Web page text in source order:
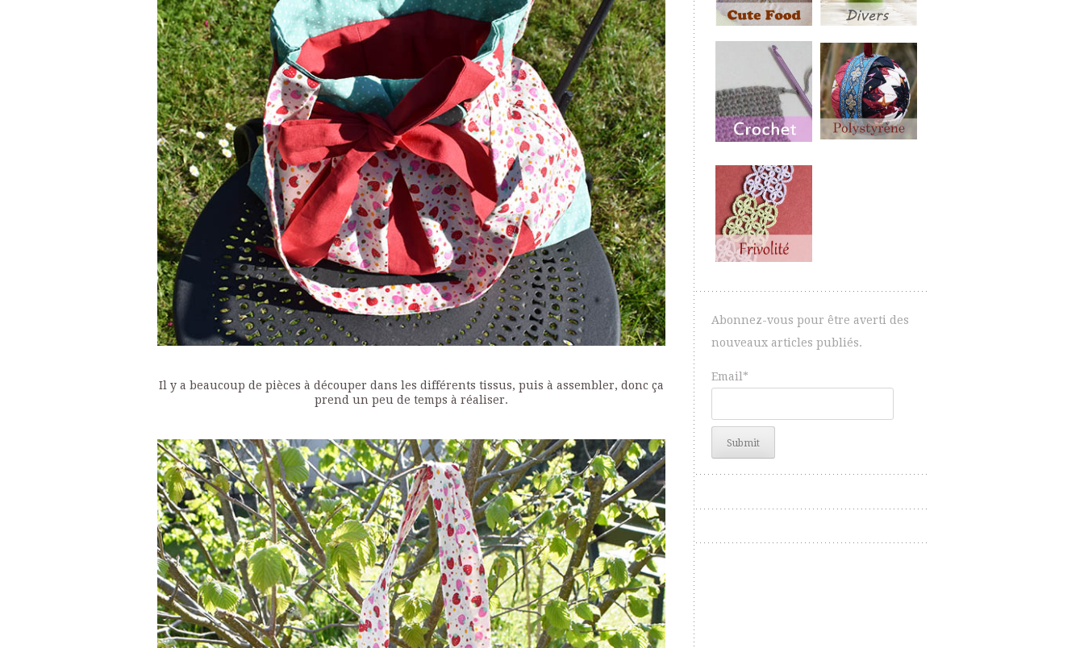
Il y a beaucoup de pièces à découper dans les différents tissus, puis à assembler, donc ça
prend un peu de temps à réaliser.
Abonnez-vous pour être averti des
nouveaux articles publiés.
Email*